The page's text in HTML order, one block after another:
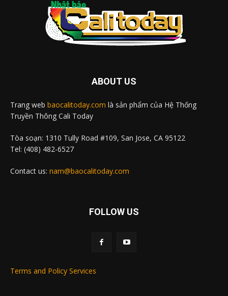
ABOUT US
Trang web baocalitoday.com là sản phẩm của Hệ Thống
Truyền Thông Cali Today
Tòa soạn: 1310 Tully Road #109, San Jose, CA 95122
Tel: (408) 482-6527
Contact us: nam@baocalitoday.com
FOLLOW US
Terms and Policy Services